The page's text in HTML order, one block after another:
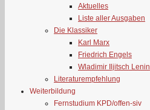
Aktuelles
Liste aller Ausgaben
Die Klassiker
Karl Marx
Friedrich Engels
Wladimir Iljitsch Lenin
Literaturempfehlung
Weiterbildung
Fernstudium KPD/offen-siv